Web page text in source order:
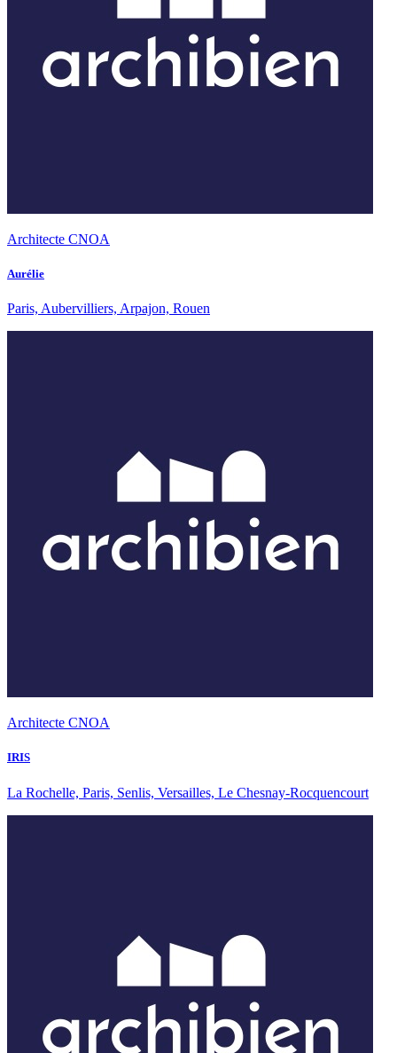
Architecte CNOA
Aurélie
Paris, Aubervilliers, Arpajon, Rouen
Architecte CNOA
IRIS
La Rochelle, Paris, Senlis, Versailles, Le Chesnay-Rocquencourt